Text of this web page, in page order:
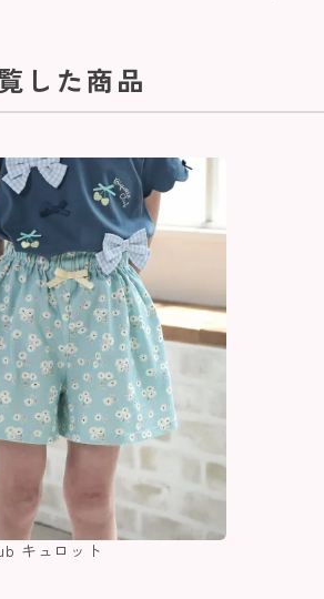
した商品
キュロット